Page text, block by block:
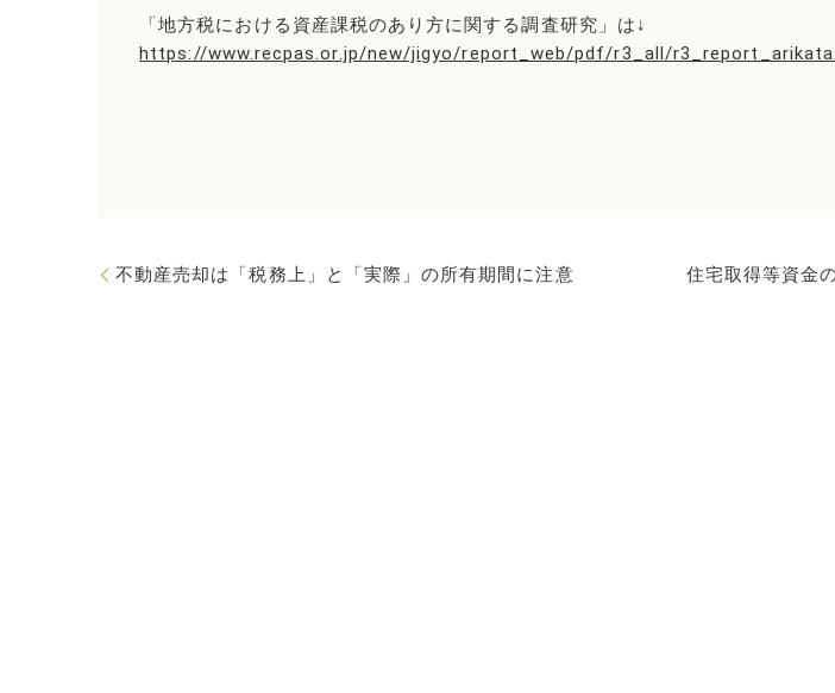
「地方税における資産課税のあり方に関する調査研究」は↓
https://www.recpas.or.jp/new/jigyo/report_web/pdf/r3_all/
不動産売却は「税務上」と「実際」の所有期間に注意 住宅取得等資金